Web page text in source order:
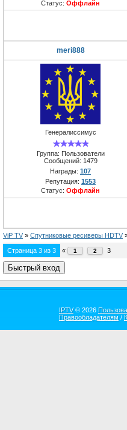
Статус: Оффлайн
meri888
Генералиссимус
Группа: Пользователи
Сообщений: 1479
Награды: 107
Репутация: 1553
Статус: Оффлайн
ViP TV » Спутниковые ресиверы HDTV
Страница 3 из 3 « 1 2 3
IPTV© 2026
Правообладателям /